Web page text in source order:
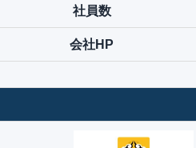
社員数
会社HP